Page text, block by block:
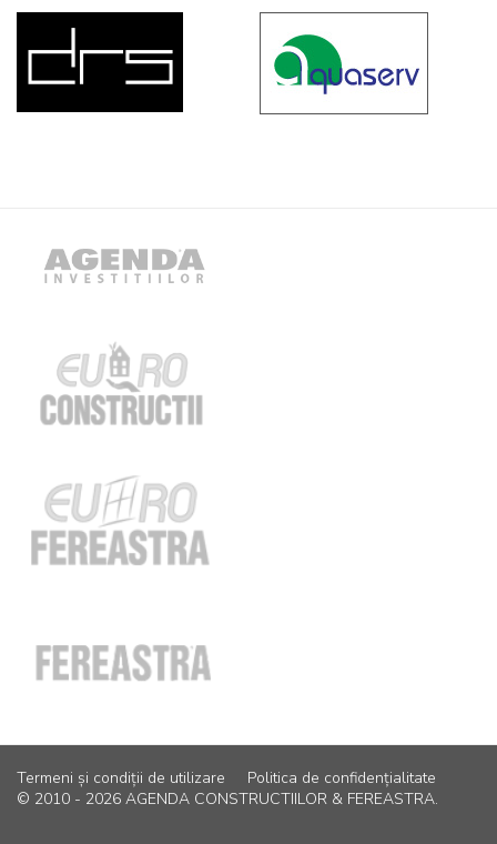
Termeni și condiții de utilizare
Politica de confidențialitate
© 2010 - 2026 AGENDA CONSTRUCTIILOR & FEREASTRA.